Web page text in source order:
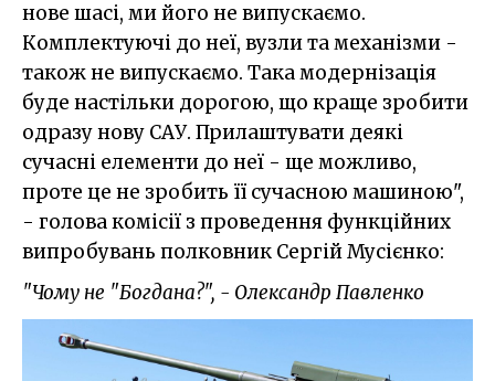
нове шасі, ми його не випускаємо.
Комплектуючі до неї, вузли та механізми -
також не випускаємо. Така модернізація
буде настільки дорогою, що краще зробити
одразу нову САУ. Прилаштувати деякі
сучасні елементи до неї - ще можливо,
проте це не зробить її сучасною машиною",
- голова комісії з проведення функційних
випробувань полковник Сергій Мусієнко:
"Чому не "Богдана?", - Олександр Павленко